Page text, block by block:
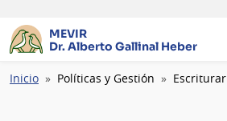
MEVIR
Dr. Alberto Gallinal Heber
Ruta
Inicio Políticas y Gestión